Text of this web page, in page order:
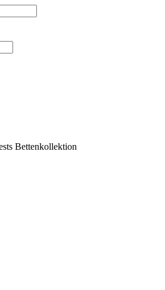
Bettenkollektion